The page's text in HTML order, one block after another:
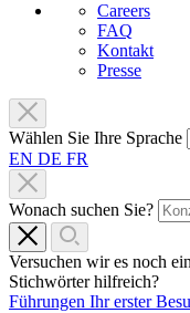
Careers
FAQ
Kontakt
Presse
Wählen Sie Ihre Sprache
EN DE FR
Wonach suchen Sie?
Versuchen wir es noch
Stichwörter hilfreich?
Führungen Ihr erster